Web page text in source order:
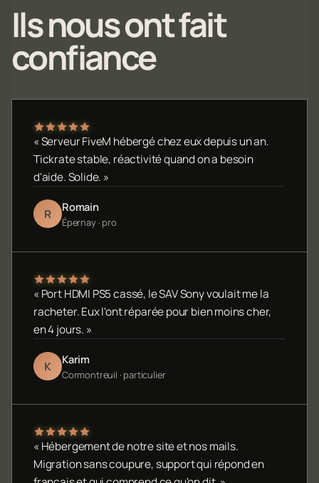
Ils nous ont fait
confiance
« Serveur FiveM hébergé chez eux depuis un an.
Tickrate stable, réactivité quand on a besoin
d'aide. Solide. »
R Romain
Épernay · pro
« Port HDMI PS5 cassé, le SAV Sony voulait me la
racheter. Eux l'ont réparée pour bien moins cher,
en 4 jours. »
K Karim
Cormontreuil · particulier
« Hébergement de notre site et nos mails.
Migration sans coupure, support qui répond en